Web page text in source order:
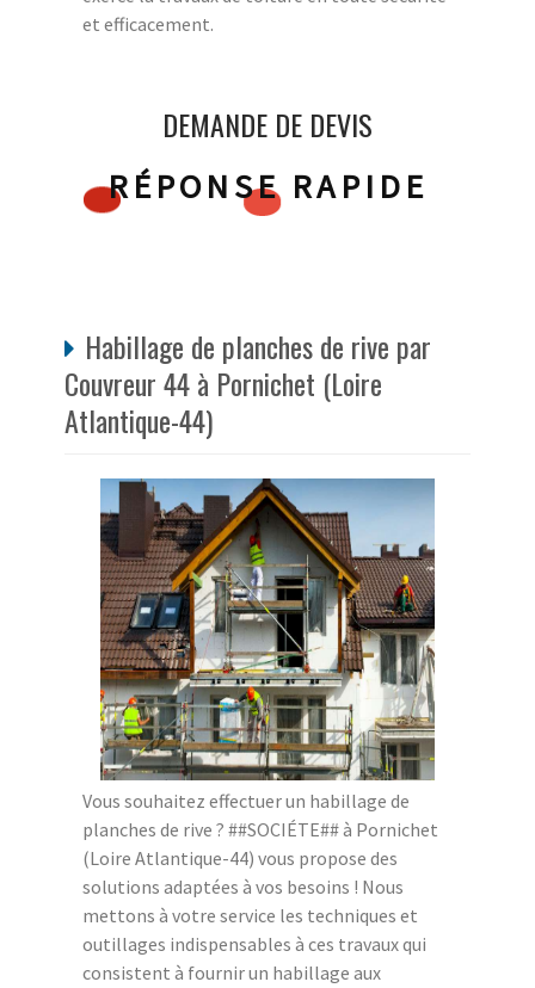
et efficacement.
DEMANDE DE DEVIS
RÉPONSE RAPIDE
Habillage de planches de rive par
Couvreur 44 à Pornichet (Loire
Atlantique-44)
Vous souhaitez effectuer un habillage de
planches de rive ? ##SOCIÉTE## à Pornichet
(Loire Atlantique-44) vous propose des
solutions adaptées à vos besoins ! Nous
mettons à votre service les techniques et
outillages indispensables à ces travaux qui
consistent à fournir un habillage aux